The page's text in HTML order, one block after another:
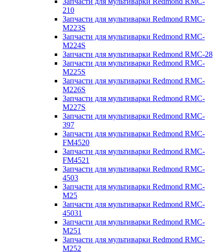
210
Запчасти для мультиварки Redmond RMC-
M223S
Запчасти для мультиварки Redmond RMC-
M224S
Запчасти для мультиварки Redmond RMC-28
Запчасти для мультиварки Redmond RMC-
M225S
Запчасти для мультиварки Redmond RMC-
M226S
Запчасти для мультиварки Redmond RMC-
M227S
Запчасти для мультиварки Redmond RMC-
397
Запчасти для мультиварки Redmond RMC-
FM4520
Запчасти для мультиварки Redmond RMC-
FM4521
Запчасти для мультиварки Redmond RMC-
4503
Запчасти для мультиварки Redmond RMC-
M25
Запчасти для мультиварки Redmond RMC-
45031
Запчасти для мультиварки Redmond RMC-
M251
Запчасти для мультиварки Redmond RMC-
M252